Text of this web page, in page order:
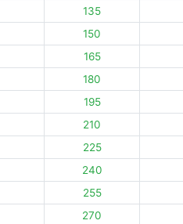
135
150
165
180
195
210
225
240
255
270